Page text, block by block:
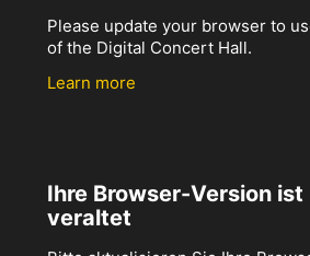
Please update your browser to
of the Digital Concert Hall.
Learn more
Ihre Browser-Version ist
veraltet